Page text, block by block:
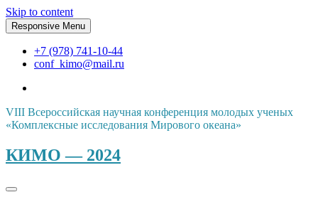
Skip to content
Responsive Menu
+7 (978) 741-10-44
conf_kimo@mail.ru
VIII Всероссийская научная конференция молодых ученых
«Комплексные исследования Мирового океана»
КИМО — 2024